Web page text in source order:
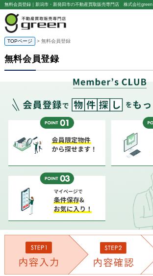
無料会員登録｜新潟市・新発田市の不動産買取販売専門店 株式会社green
TOPページ > 無料会員登録
無料会員登録